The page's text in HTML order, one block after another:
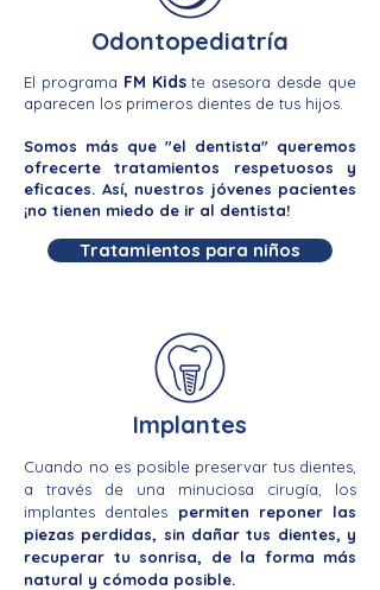
Odontopediatría
El programa FM Kidste asesora desde que
aparecen los primeros dientes de tus hijos.
Somos más que "el dentista" queremos
ofrecerte tratamientos respetuosos y
eficaces. Así, nuestros jóvenes pacientes
¡no tienen miedo de ir al dentista!
Tratamientos para niños
Implantes
Cuando no es posible preservar tus dientes,
a través de una minuciosa cirugía, los
implantes dentales permiten reponer las
piezas perdidas, sin dañar tus dientes, y
recuperar tu sonrisa, de la forma más
natural y cómoda posible.